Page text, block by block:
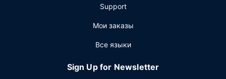
Support
Мои заказы
Все языки
Sign Up for Newsletter